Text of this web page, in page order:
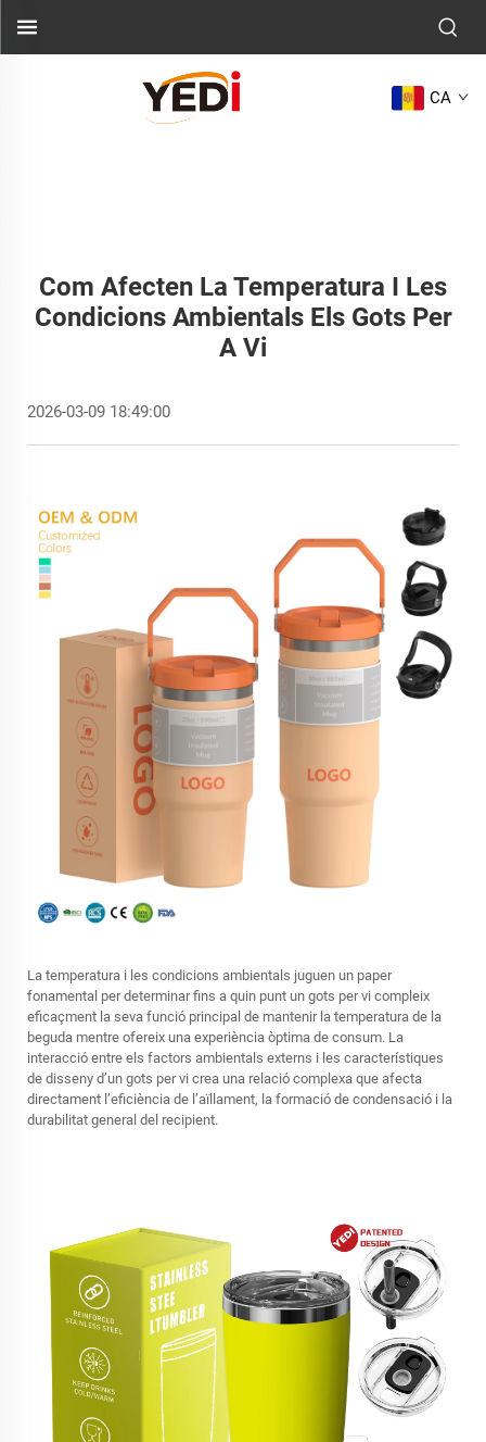
CA
Com Afecten La Temperatura I Les
Condicions Ambientals Els Gots Per
A Vi
2026-03-09 18:49:00
La temperatura i les condicions ambientals juguen un paper
fonamental per determinar fins a quin punt un gots per vi compleix
eficaçment la seva funció principal de mantenir la temperatura de la
beguda mentre ofereix una experiència òptima de consum. La
interacció entre els factors ambientals externs i les característiques
de disseny d’un gots per vi crea una relació complexa que afecta
directament l’eficiència de l’aïllament, la formació de condensació i la
durabilitat general del recipient.